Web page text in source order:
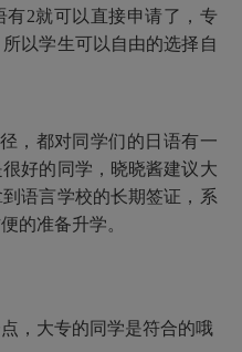
2就可以直接申请了，专
以学生可以自由的选择自
，都对同学们的日语有一
好的同学，晓晓酱建议大
语言学校的长期签证，系
的准备升学。
，大专的同学是符合的哦